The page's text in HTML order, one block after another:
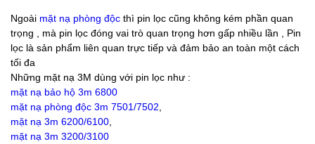
Ngoài mặt nạ phòng độc thì pin lọc cũng không kém phần quan
trọng , mà pin lọc đóng vai trò quan trọng hơn gấp nhiều lần , Pin
lọc là sản phẩm liên quan trực tiếp và đảm bảo an toàn một cách
tối đa
Những mặt nạ 3M dùng với pin lọc như :
mặt nạ bảo hộ 3m 6800
mặt nạ phòng độc 3m 7501/7502
mặt nạ 3m 6200/6100
mặt nạ 3m 3200/3100